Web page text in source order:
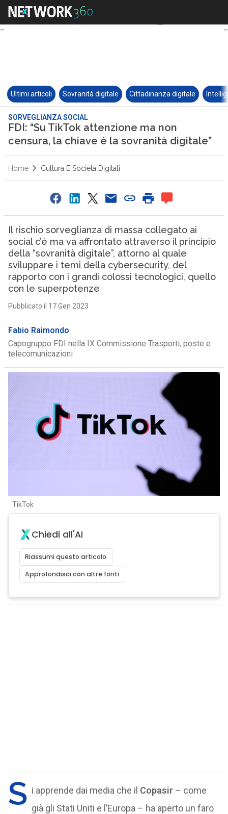
Ultimi articoli Sovranità digitale Cittadinanza digitale
SORVEGLIANZA SOCIAL
FDI: “Su TikTok attenzione ma non
censura, la chiave è la sovranità digitale”
Home Cultura E Società Digitali
Il rischio sorveglianza di massa collegato ai
social c’è ma va affrontato attraverso il principio
della “sovranità digitale”, attorno al quale
sviluppare i temi della cybersecurity, del
rapporto con i grandi colossi tecnologici, quello
con le superpotenze
Pubblicato il 17 Gen 2023
Fabio Raimondo
Capogruppo FDI nella IX Commissione Trasporti, poste e
telecomunicazioni
TikTok
Chiedi all'AI
Riassumi questo articolo
Approfondisci con altre fonti
S i apprende dai media che il Copasir – come
già gli Stati Uniti e l’Europa – ha aperto un faro